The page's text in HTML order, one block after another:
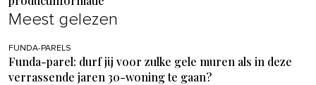
Meest gelezen
FUNDA-PARELS
Funda-parel: durf jij voor zulke gele muren als in deze
verrassende jaren 30-woning te gaan?